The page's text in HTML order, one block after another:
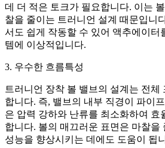
데 더 적은 토크가 필요합니다. 이는
찰을 줄이는 트러니언 설계 때문입니
서도 쉽게 작동할 수 있어 액추에이터
템에 이상적입니다.
3. 우수한 흐름특성
트러니언 장착 볼 밸브의 설계는 전체
합니다. 즉, 밸브의 내부 직경이 파이
은 압력 강하와 난류를 최소화하여 효
합니다. 볼의 매끄러운 표면은 마찰을
성능을 향상시키는 데에도 도움이 됩